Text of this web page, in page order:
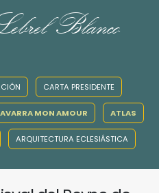
Blanco
CARTA PRESIDENTE
MON AMOUR ATLAS
ARQUITECTURA ECLESIÁSTICA